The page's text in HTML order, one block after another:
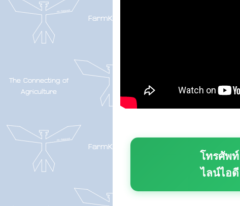
โทรศัพท์
ไลน์ไอดี